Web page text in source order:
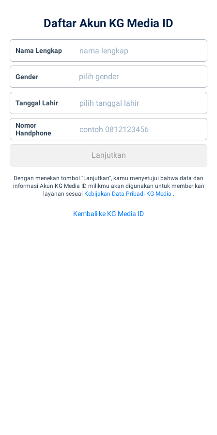
Daftar Akun KG Media ID
Nama Lengkap
Gender
Tanggal Lahir
Nomor
Handphone
Dengan menekan tombol “Lanjutkan”, kamu menyetujui bahwa data dan
informasi Akun KG Media ID milikmu akan digunakan untuk memberikan
layanan sesuai Kebijakan Data Pribadi KG Media .
Kembali ke KG Media ID